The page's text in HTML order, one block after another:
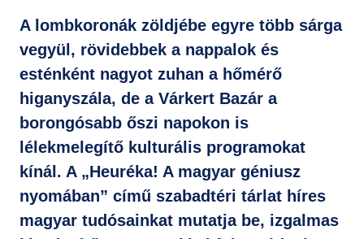
GYIK
A lombkoronák zöldjébe egyre több sárga
vegyül, rövidebbek a nappalok és
esténként nagyot zuhan a hőmérő
higanyszála, de a Várkert Bazár a
borongósabb őszi napokon is
lélekmelegítő kulturális programokat
kínál. A „Heuréka! A magyar géniusz
nyomában” című szabadtéri tárlat híres
magyar tudósainkat mutatja be, izgalmas